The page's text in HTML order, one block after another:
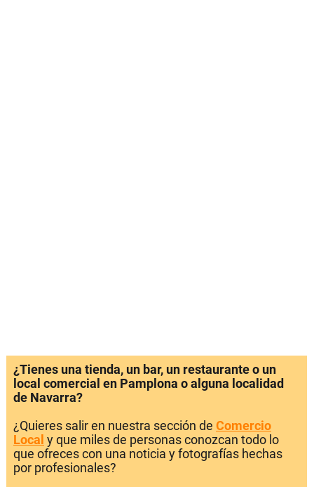
¿Tienes una tienda, un bar, un restaurante o un
local comercial en Pamplona o alguna localidad
de Navarra?
¿Quieres salir en nuestra sección de Comercio
Local y que miles de personas conozcan todo lo
que ofreces con una noticia y fotografías hechas
por profesionales?